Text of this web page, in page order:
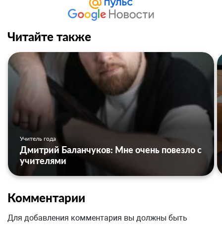
Читайте также
Учитель года
Дмитрий Баланчуков: Мне очень повезло с
учителями
Комментарии
Для добавления комментария вы должны быть